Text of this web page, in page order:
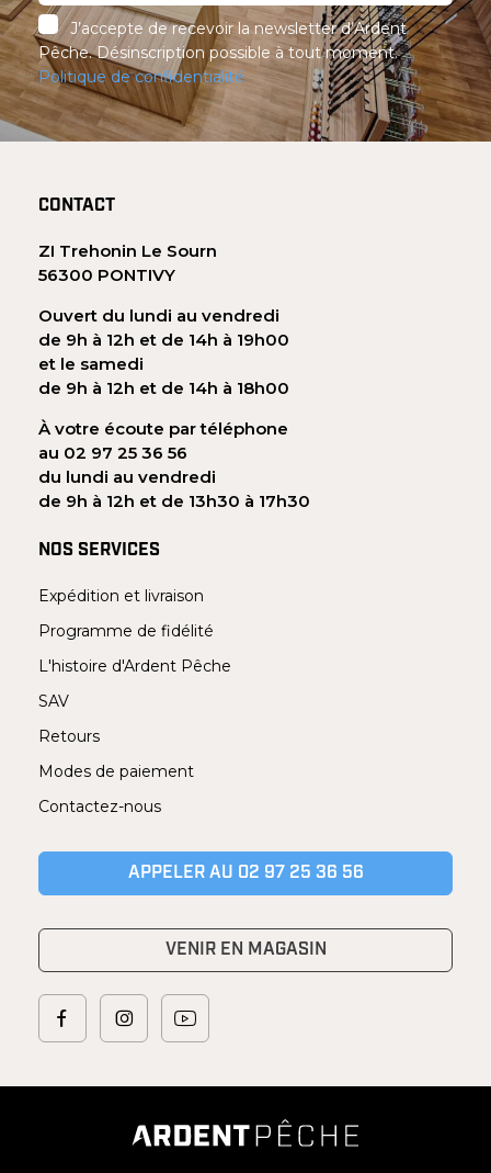
J’accepte de recevoir la newsletter d’Ardent
Pêche. Désinscription possible à tout moment.
Politique de confidentialité
CONTACT
ZI Trehonin Le Sourn
56300 PONTIVY
Ouvert du lundi au vendredi
de 9h à 12h et de 14h à 19h00
et le samedi
de 9h à 12h et de 14h à 18h00
À votre écoute par téléphone
au 02 97 25 36 56
du lundi au vendredi
de 9h à 12h et de 13h30 à 17h30
NOS SERVICES
Expédition et livraison
Programme de fidélité
L'histoire d'Ardent Pêche
SAV
Retours
Modes de paiement
Contactez-nous
APPELER AU 02 97 25 36 56
VENIR EN MAGASIN